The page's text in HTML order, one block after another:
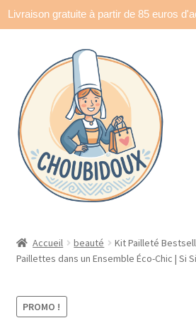
Livraison gratuite à partir de 85 euros
navigation
contenu
Made in France
Déco & accessoires
Accueil beauté
Kit Pailleté
Paillettes dans un Ensemble Éco-Chic | Si
PROMO !